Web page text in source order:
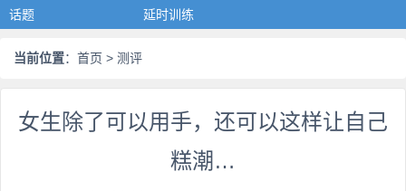
话题
延时训练
当前位置： 首页 > 测评
女生除了可以用手，还可以这样让自己
糕潮…